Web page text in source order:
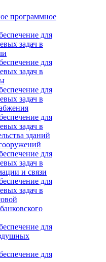
программное
для
задач в
для
задач в
для
задач в
для
задач в
зданий
для
задач в
и связи
для
задач в
для
для